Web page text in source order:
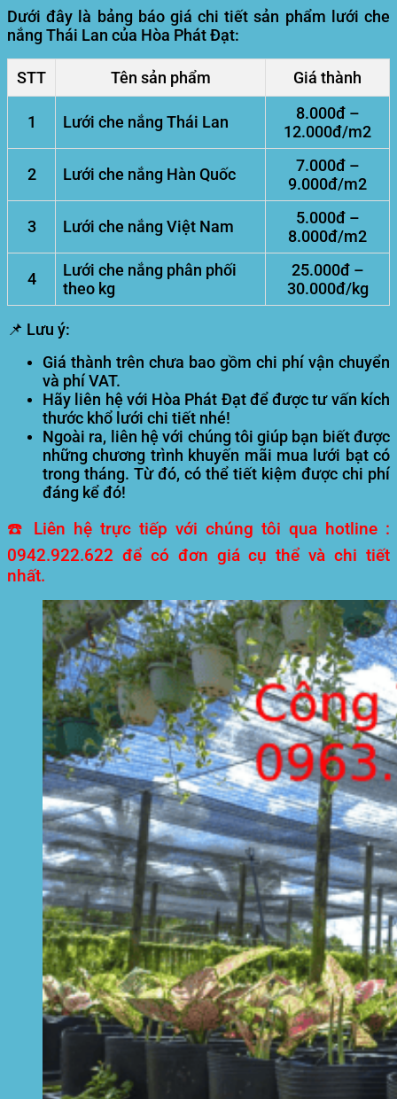
Dưới đây là bảng báo giá chi tiết sản phẩm lưới che
nắng Thái Lan của Hòa Phát Đạt:
STT Tên sản phẩm Giá thành
1 Lưới che nắng Thái Lan
8.000đ –
12.000đ/m2
2 Lưới che nắng Hàn Quốc
7.000đ –
9.000đ/m2
3 Lưới che nắng Việt Nam
5.000đ –
8.000đ/m2
4
Lưới che nắng phân phối
theo kg
25.000đ –
30.000đ/kg
📌 Lưu ý:
Giá thành trên chưa bao gồm chi phí vận chuyển
và phí VAT.
Hãy liên hệ với Hòa Phát Đạt để được tư vấn kích
thước khổ lưới chi tiết nhé!
Ngoài ra, liên hệ với chúng tôi giúp bạn biết được
những chương trình khuyến mãi mua lưới bạt có
trong tháng. Từ đó, có thể tiết kiệm được chi phí
đáng kể đó!
☎️ Liên hệ trực tiếp với chúng tôi qua hotline :
0942.922.622 để có đơn giá cụ thể và chi tiết
nhất.